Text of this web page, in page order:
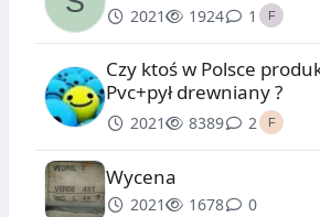
2021 1924 1
Czy ktoś w Polsce
Pvc+pył drewniany ?
2021 8389 2
Wycena
2021 1678 0